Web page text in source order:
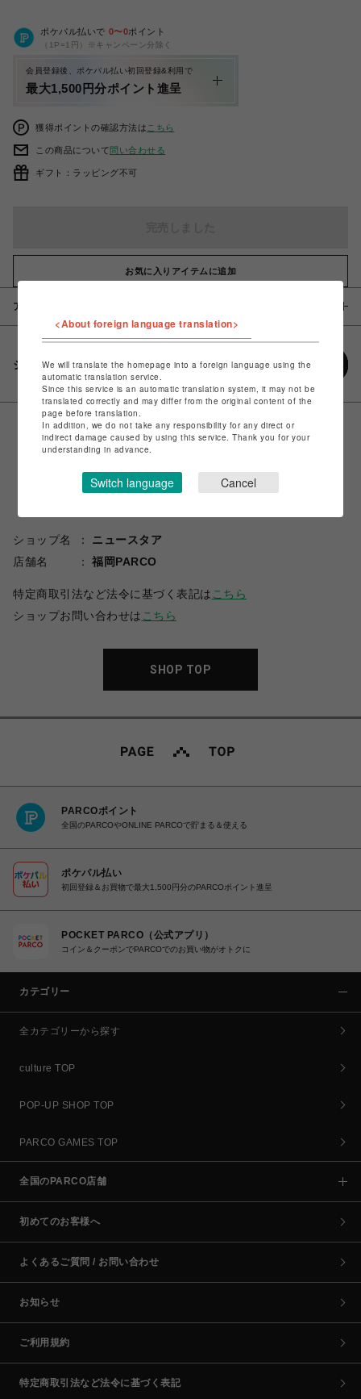
ポケパル払いで 0〜0ポイント
（1P=1円）※キャンペーン分除く
会員登録後、ポケパル払い初回登録&利用で
最大1,500円分ポイント進呈
獲得ポイントの確認方法は こちら
この商品について問い合わせる
ギフト：ラッピング不可
お気に入りアイテムに追加
アイテム説明 / 素材
シェアする
ショップ名
ニュースタア
店舗名
福岡PARCO
特定商取引法など法令に基づく表記は こちら
ショップお問い合わせは こちら
SHOP TOP
PARCOポイント
全国のPARCOやONLINE PARCOで貯まる＆使える
ポケパル払い
初回登録＆お買物で最大1,500円分のPARCOポイント進呈
POCKET PARCO（公式アプリ）
コイン＆クーポンでPARCOでのお買い物がオトクに
カテゴリー
全カテゴリーから探す
culture TOP
POP-UP SHOP TOP
PARCO GAMES TOP
全国のPARCO店舗
初めてのお客様へ
よくあるご質問 / お問い合わせ
お知らせ
ご利用規約
特定商取引法など法令に基づく表記
<About foreign language translation>
We will translate the homepage into a foreign language using the
automatic translation service.
Since this service is an automatic translation system, it may not be
translated correctly and may differ from the original content of the
page before translation.
In addition, we do not take any responsibility for any direct or
indirect damage caused by using this service. Thank you for your
understanding in advance.
Switch language Cancel